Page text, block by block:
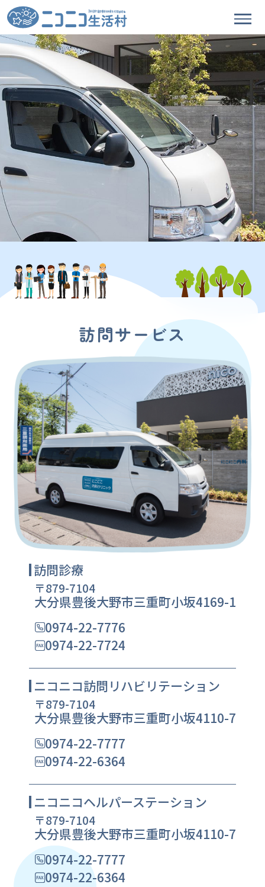
訪問サービス
訪問診療
〒879-7104
大分県豊後大野市三重町小坂4169-1
0974-22-7776
0974-22-7724
ニコニコ訪問リハビリテーション
〒879-7104
大分県豊後大野市三重町小坂4110-7
0974-22-7777
0974-22-6364
ニコニコヘルパーステーション
〒879-7104
大分県豊後大野市三重町小坂4110-7
0974-22-7777
0974-22-6364